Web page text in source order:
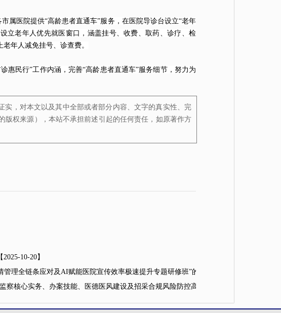
医院提供“高龄患者直通车”服务，在医院导诊台设立“老年
立老年人优先就医窗口，涵盖挂号、收费、取药、诊疗、检
年人减免挂号、诊查费。
民行”工作内涵，完善“高龄患者直通车”服务细节，努力为
，对本文以及其中全部或者部分内容、文字的真实性、完
权来源），本站不承担前述引起的任何责任，如原著作方
【2025-10-20】
理全链条应对及AI赋能医院宣传效率极速提升专题研修班”的通知
核心实务、办案技能、医德医风建设及招采合规风险防控高级研修班”的通知